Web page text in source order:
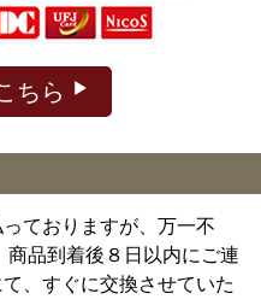
ちら
ておりますが、万一不
商品到着後８日以内にご連
、すぐに交換させていた